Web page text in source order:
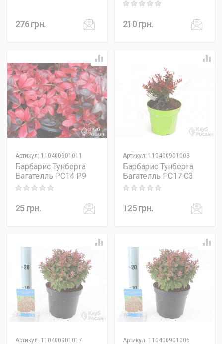
276грн.
Rating: 0 out of 5
210грн.
Артикул: 110400901011
Барбарис Тунберга
Багателль PC14 P9
Rating: 0 out of 5
25 грн.
Артикул: 110400901003
Барбарис Тунберга
Багателль PC17 C3
Rating: 0 out of 5
125грн.
Артикул: 110400901017 Артикул: 110400901006